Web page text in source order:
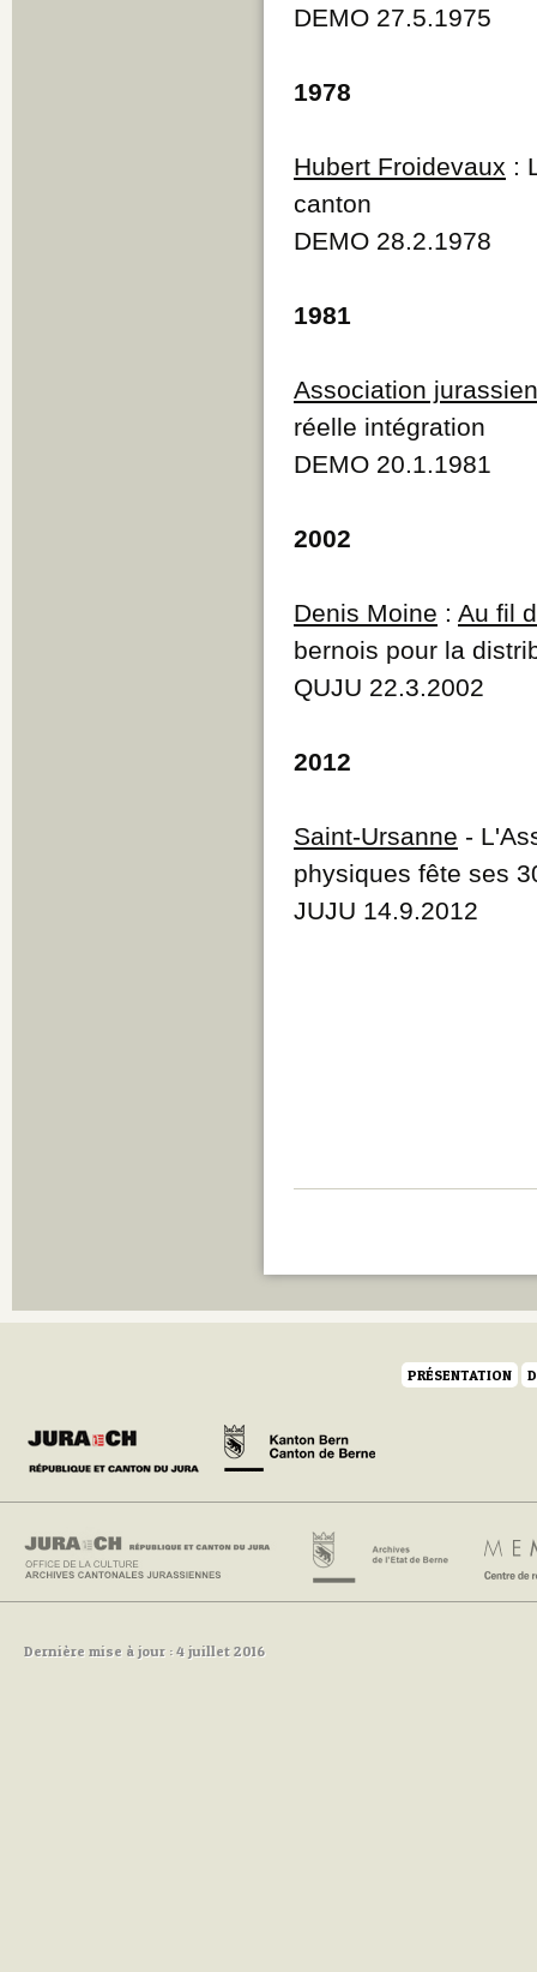
DEMO 27.5.1975
1978
Hubert Froidevaux :
canton
DEMO 28.2.1978
1981
Association
réelle intégration
DEMO 20.1.1981
2002
Denis Moine : Au fil
bernois pour la
QUJU 22.3.2002
2012
Saint-Ursanne -
physiques fête ses
JUJU 14.9.2012
PRÉSENTATION
Dernière mise à jour : 4 juillet 2016